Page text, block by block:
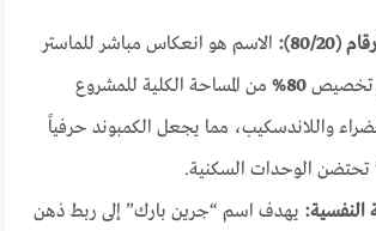
20):
الاسم هو انعكاس مباشر للماستر
تخصيص80%
من المساحة الكلية للمشروع
واللاندسكيب، مما يجعل الكمبوند حرفياً
تحتضن الوحدات السكنية.
النفسية: يهدف اسم “جرين بارك” إلى ربط ذهن